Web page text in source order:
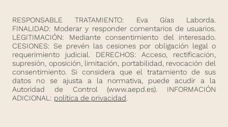
RESPONSABLE TRATAMIENTO: Eva Gías Laborda.
FINALIDAD: Moderar y responder comentarios de usuarios.
LEGITIMACIÓN: Mediante consentimiento del interesado.
CESIONES: Se prevén las cesiones por obligación legal o
requerimiento judicial. DERECHOS: Acceso, rectificación,
supresión, oposición, limitación, portabilidad, revocación del
consentimiento. Si considera que el tratamiento de sus
datos no se ajusta a la normativa, puede acudir a la
Autoridad de Control (www.aepd.es). INFORMACIÓN
ADICIONAL: política de privacidad.